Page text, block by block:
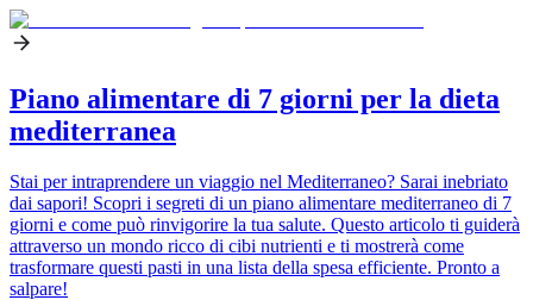
Piano alimentare di 7 giorni per la dieta
mediterranea
Stai per intraprendere un viaggio nel Mediterraneo? Sarai inebriato
dai sapori! Scopri i segreti di un piano alimentare mediterraneo di 7
giorni e come può rinvigorire la tua salute. Questo articolo ti guiderà
attraverso un mondo ricco di cibi nutrienti e ti mostrerà come
trasformare questi pasti in una lista della spesa efficiente. Pronto a
salpare!